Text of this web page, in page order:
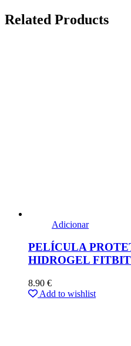
Related Products
Adicionar
PELÍCULA
HIDROGEL FITBIT
8.90 €
Add to wishlist